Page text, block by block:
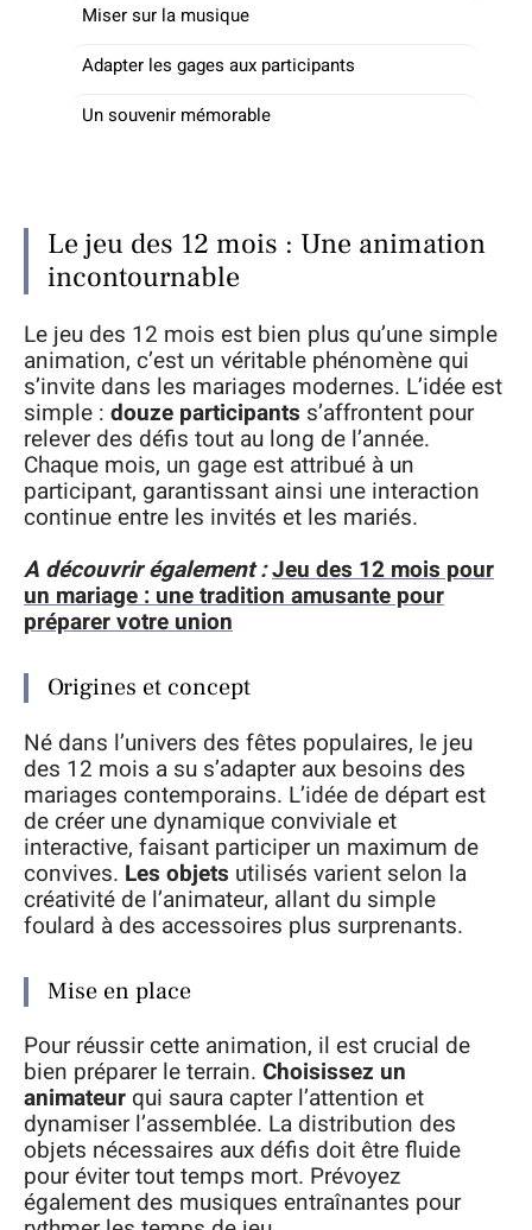
Miser sur la musique
Adapter les gages aux participants
Un souvenir mémorable
Le jeu des 12 mois : Une animation
incontournable
Le jeu des 12 mois est bien plus qu’une simple
animation, c’est un véritable phénomène qui
s’invite dans les mariages modernes. L’idée est
simple : douze participants s’affrontent pour
relever des défis tout au long de l’année.
Chaque mois, un gage est attribué à un
participant, garantissant ainsi une interaction
continue entre les invités et les mariés.
A découvrir également :Jeu des 12 mois pour
un mariage : une tradition amusante pour
préparer votre union
Origines et concept
Né dans l’univers des fêtes populaires, le jeu
des 12 mois a su s’adapter aux besoins des
mariages contemporains. L’idée de départ est
de créer une dynamique conviviale et
interactive, faisant participer un maximum de
convives. Les objets utilisés varient selon la
créativité de l’animateur, allant du simple
foulard à des accessoires plus surprenants.
Mise en place
Pour réussir cette animation, il est crucial de
bien préparer le terrain. Choisissez un
animateur qui saura capter l’attention et
dynamiser l’assemblée. La distribution des
objets nécessaires aux défis doit être fluide
pour éviter tout temps mort. Prévoyez
également des musiques entraînantes pour